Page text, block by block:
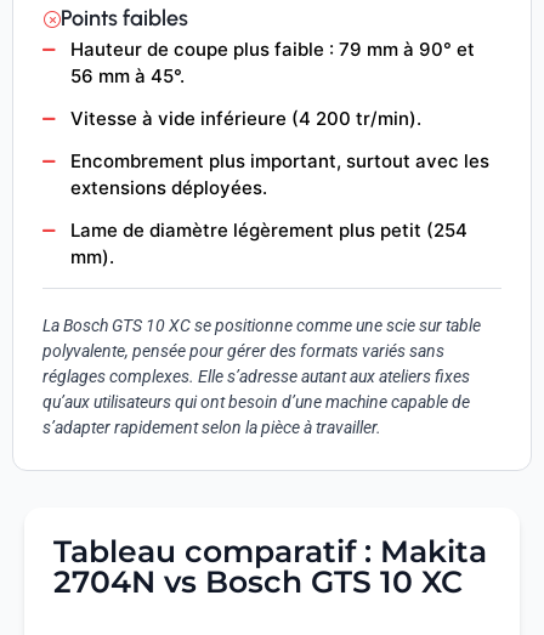
Points faibles
Hauteur de coupe plus faible : 79 mm à 90° et
56 mm à 45°.
Vitesse à vide inférieure (4 200 tr/min).
Encombrement plus important, surtout avec les
extensions déployées.
Lame de diamètre légèrement plus petit (254
mm).
La Bosch GTS 10 XC se positionne comme une scie sur table
polyvalente, pensée pour gérer des formats variés sans
réglages complexes. Elle s’adresse autant aux ateliers fixes
qu’aux utilisateurs qui ont besoin d’une machine capable de
s’adapter rapidement selon la pièce à travailler.
Tableau comparatif : Makita
2704N vs Bosch GTS 10 XC